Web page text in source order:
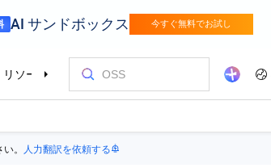
。 人力翻訳を依頼する